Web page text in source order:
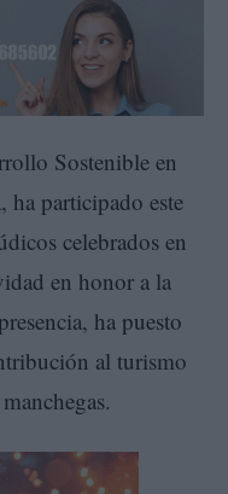
Sostenible en
participado este
celebrados en
en honor a la
ha puesto
al turismo